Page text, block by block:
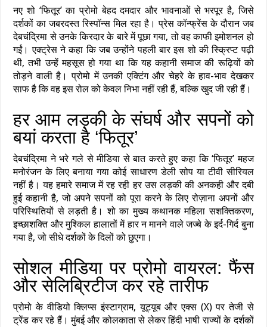
नए शो ‘फितूर’ का प्रोमो बेहद दमदार और भावनाओं से भरपूर है, जिसे
दर्शकों का जबरदस्त रिस्पॉन्स मिल रहा है। प्रेस कॉन्फ्रेंस के दौरान जब
देबचंद्रिमा से उनके किरदार के बारे में पूछा गया, तो वह काफी इमोशनल हो
गईं। एक्ट्रेस ने कहा कि जब उन्होंने पहली बार इस शो की स्क्रिप्ट पढ़ी
थी, तभी उन्हें महसूस हो गया था कि यह कहानी समाज की रूढ़ियों को
तोड़ने वाली है। प्रोमो में उनकी एक्टिंग और चेहरे के हाव-भाव देखकर
साफ है कि वह इस रोल को केवल निभा नहीं रही हैं, बल्कि खुद जी रही हैं।
हर आम लड़की के संघर्ष और सपनों को
बयां करता है ‘फितूर’
देबचंद्रिमा ने भरे गले से मीडिया से बात करते हुए कहा कि ‘फितूर’ महज
मनोरंजन के लिए बनाया गया कोई साधारण डेली सोप या टीवी सीरियल
नहीं है। यह हमारे समाज में रह रही हर उस लड़की की अनकही और दबी
हुई कहानी है, जो अपने सपनों को पूरा करने के लिए रोज़ाना अपनों और
परिस्थितियों से लड़ती है। शो का मुख्य कथानक महिला सशक्तिकरण,
इच्छाशक्ति और मुश्किल हालातों में हार न मानने वाले जज्बे के इर्द-गिर्द बुना
गया है, जो सीधे दर्शकों के दिलों को छुएगा।
सोशल मीडिया पर प्रोमो वायरल: फैंस
और सेलिब्रिटीज कर रहे तारीफ
प्रोमो के वीडियो क्लिप्स इंस्टाग्राम, यूट्यूब और एक्स (X) पर तेजी से
ट्रेंड कर रहे हैं। मुंबई और कोलकाता से लेकर हिंदी भाषी राज्यों के दर्शकों